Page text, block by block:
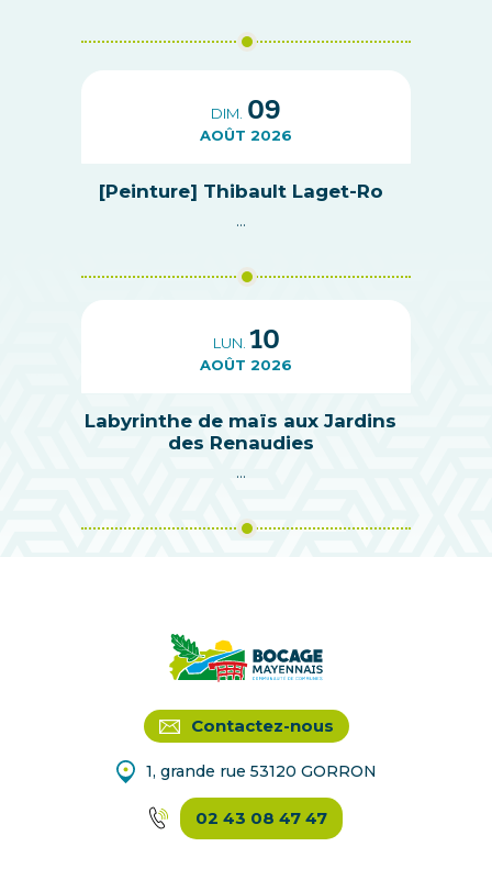
DIM. 09
AOÛT 2026
[Peinture] Thibault Laget-Ro
...
LUN. 10
AOÛT 2026
Labyrinthe de maïs aux Jardins
des Renaudies
...
Contactez-nous
1, grande rue 53120 GORRON
02 43 08 47 47